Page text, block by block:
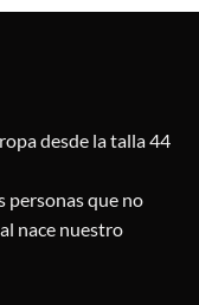
desde la talla 44
personas que no
nace nuestro